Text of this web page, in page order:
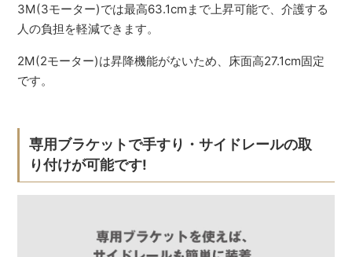
3M(3モーター)では最高63.1cmまで上昇可能で、介護する
人の負担を軽減できます。
2M(2モーター)は昇降機能がないため、床面高27.1cm固定
です。
専用ブラケットで手すり・サイドレールの取
り付けが可能です!